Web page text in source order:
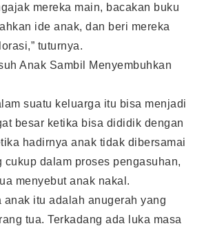
mereka main, bacakan buku
ide anak, dan beri mereka
tuturnya.
Anak Sambil Menyembuhkan
suatu keluarga itu bisa menjadi
besar ketika bisa dididik dengan
hadirnya anak tidak dibersamai
cukup dalam proses pengasuhan,
menyebut anak nakal.
anak itu adalah anugerah yang
tua. Terkadang ada luka masa